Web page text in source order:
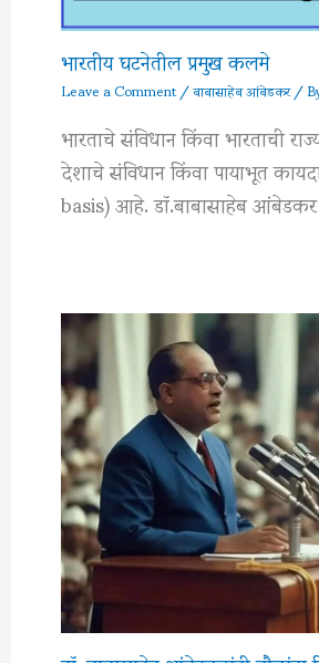
भारतीय घटनेतील प्रमुख कलमे
Leave a Comment/बाबासाहेब आंबेडकर/
भारताचे संविधान किंवा भारताची
देशाचे संविधान किंवा पायाभूत
basis) आहे. डॉ.बाबासाहेब